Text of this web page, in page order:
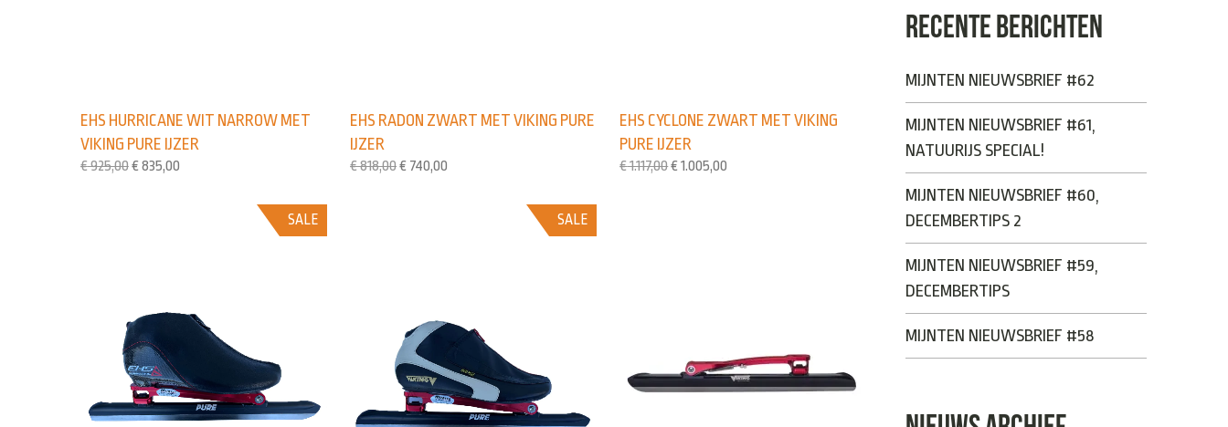
EHS HURRICANE WIT NARROW MET
VIKING PURE IJZER
€925,00€ 835,00
EHS RADON ZWART MET VIKING PURE
IJZER
€818,00€ 740,00
EHS CYCLONE ZWART MET VIKING
PURE IJZER
€1.117,00€ 1.005,00
SALE SALE
RECENTE BERICHTEN
MIJNTEN NIEUWSBRIEF #62
MIJNTEN NIEUWSBRIEF #61,
NATUURIJS SPECIAL!
MIJNTEN NIEUWSBRIEF #60,
DECEMBERTIPS 2
MIJNTEN NIEUWSBRIEF #59,
DECEMBERTIPS
MIJNTEN NIEUWSBRIEF #58